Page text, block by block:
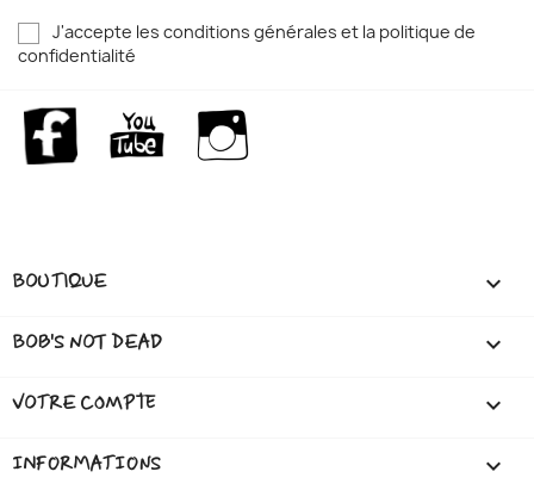
J'accepte les conditions générales et la politique de
confidentialité
Facebook YouTube
BOUTIQUE 
BOB'S NOT DEAD 
VOTRE COMPTE 
INFORMATIONS keyboard_arrow_down